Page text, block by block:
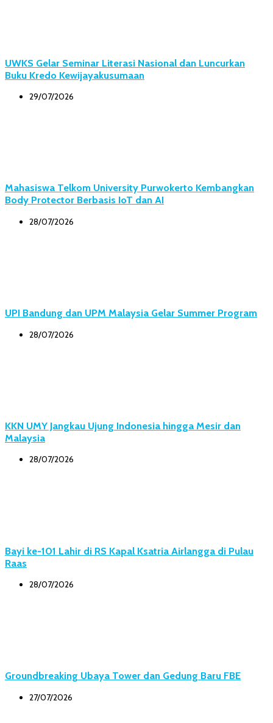
UWKS Gelar Seminar Literasi Nasional dan Luncurkan
Buku Kredo Kewijayakusumaan
29/07/2026
Mahasiswa Telkom University Purwokerto Kembangkan
Body Protector Berbasis IoT dan AI
28/07/2026
UPI Bandung dan UPM Malaysia Gelar Summer Program
28/07/2026
KKN UMY Jangkau Ujung Indonesia hingga Mesir dan
Malaysia
28/07/2026
Bayi ke-101 Lahir di RS Kapal Ksatria Airlangga di Pulau
Raas
28/07/2026
Groundbreaking Ubaya Tower dan Gedung Baru FBE
27/07/2026